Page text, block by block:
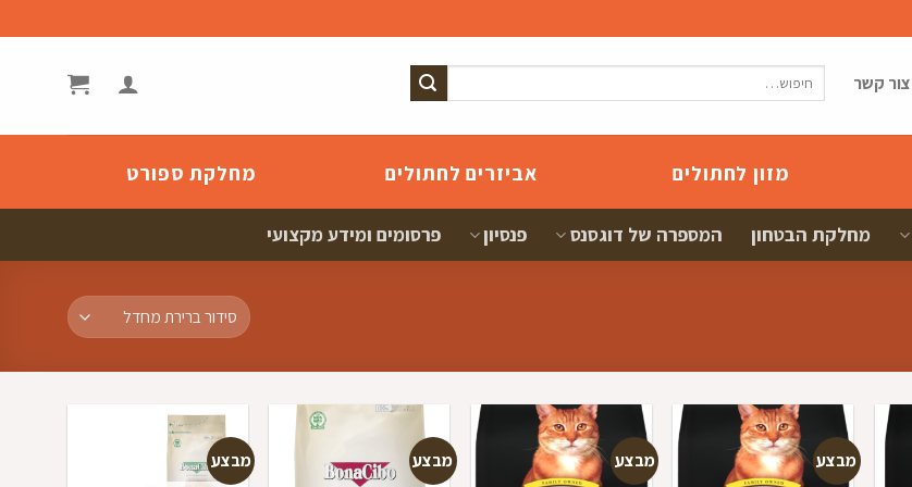
צור קשר
מזון לחתולים אביזרים לחתולים מחלקת ספורט
מחלקת הבטחון המספרה של דוגסנס פנסיון פרסומים ומידע מקצועי
מבצע מבצע מבצע מבצע